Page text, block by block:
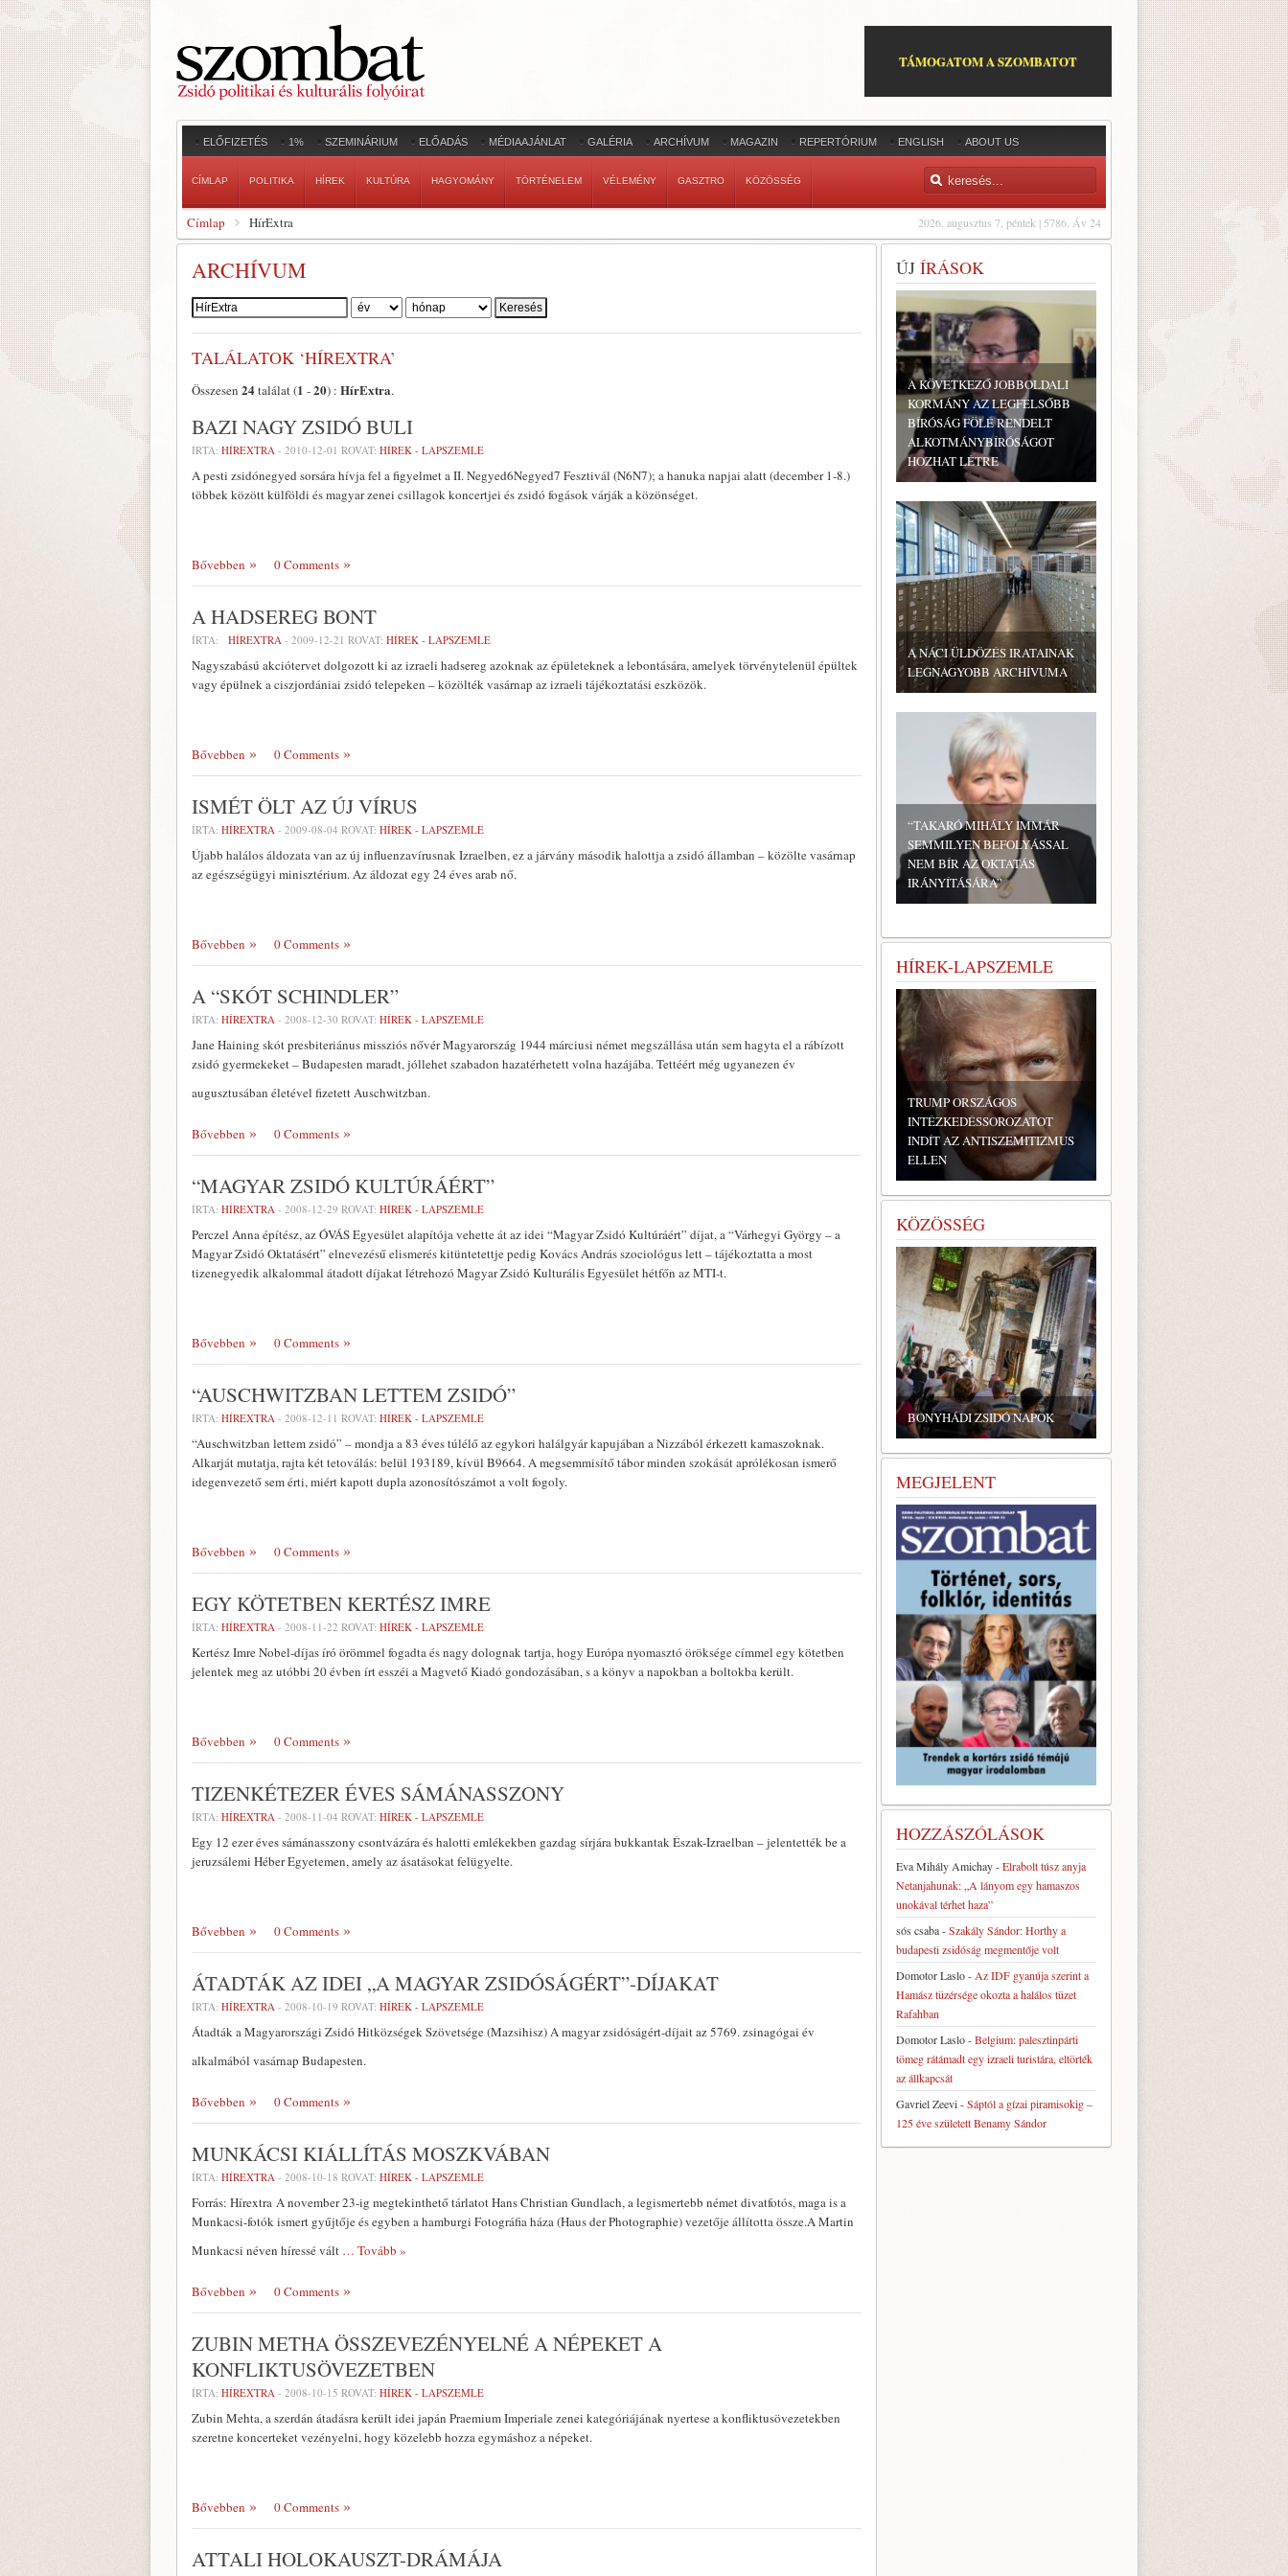
TÁMOGATOM A SZOMBATOT
ELŐFIZETÉS 1% SZEMINÁRIUM ELŐADÁS MÉDIAAJÁNLAT GALÉRIA ARCHÍVUM MAGAZIN REPERTÓRIUM ENGLISH ABOUT US
CÍMLAP POLITIKA HÍREK KULTÚRA HAGYOMÁNY TÖRTÉNELEM VÉLEMÉNY GASZTRO KÖZÖSSÉG
2026. augusztus 7, péntek | 5786. Áv 24
Címlap HírExtra
ARCHÍVUM
Szerző:
TALÁLATOK ‘HÍREXTRA’
Összesen 24találat (1 -20) : HírExtra.
BAZI NAGY ZSIDÓ BULI
ÍRTA: HÍREXTRA - 2010-12-01 ROVAT: HÍREK - LAPSZEMLE
A pesti zsidónegyed sorsára hívja fel a figyelmet a II. Negyed6Negyed7 Fesztivál (N6N7); a hanuka napjai alatt (december 1-8.)
többek között külföldi és magyar zenei csillagok koncertjei és zsidó fogások várják a közönséget.
Bővebben 0 Comments
A HADSEREG BONT
ÍRTA: HÍREXTRA - 2009-12-21 ROVAT: HÍREK - LAPSZEMLE
Nagyszabású akciótervet dolgozott ki az izraeli hadsereg azoknak az épületeknek a lebontására, amelyek törvénytelenül épültek
vagy épülnek a ciszjordániai zsidó telepeken – közölték vasárnap az izraeli tájékoztatási eszközök.
Bővebben 0 Comments
ISMÉT ÖLT AZ ÚJ VÍRUS
ÍRTA: HÍREXTRA - 2009-08-04 ROVAT: HÍREK - LAPSZEMLE
Újabb halálos áldozata van az új influenzavírusnak Izraelben, ez a járvány második halottja a zsidó államban – közölte vasárnap
az egészségügyi minisztérium. Az áldozat egy 24 éves arab nő.
Bővebben 0 Comments
A “SKÓT SCHINDLER”
ÍRTA: HÍREXTRA - 2008-12-30 ROVAT: HÍREK - LAPSZEMLE
Jane Haining skót presbiteriánus missziós nővér Magyarország 1944 márciusi német megszállása után sem hagyta el a rábízott
zsidó gyermekeket – Budapesten maradt, jóllehet szabadon hazatérhetett volna hazájába. Tettéért még ugyanezen év
augusztusában életével fizetett Auschwitzban.
Bővebben 0 Comments
“MAGYAR ZSIDÓ KULTÚRÁÉRT”
ÍRTA: HÍREXTRA - 2008-12-29 ROVAT: HÍREK - LAPSZEMLE
Perczel Anna építész, az ÓVÁS Egyesület alapítója vehette át az idei “Magyar Zsidó Kultúráért” díjat, a “Várhegyi György – a
Magyar Zsidó Oktatásért” elnevezésű elismerés kitüntetettje pedig Kovács András szociológus lett – tájékoztatta a most
tizenegyedik alkalommal átadott díjakat létrehozó Magyar Zsidó Kulturális Egyesület hétfőn az MTI-t.
Bővebben 0 Comments
“AUSCHWITZBAN LETTEM ZSIDÓ”
ÍRTA: HÍREXTRA - 2008-12-11 ROVAT: HÍREK - LAPSZEMLE
“Auschwitzban lettem zsidó” – mondja a 83 éves túlélő az egykori halálgyár kapujában a Nizzából érkezett kamaszoknak.
Alkarját mutatja, rajta két tetoválás: belül 193189, kívül B9664. A megsemmisítő tábor minden szokását aprólékosan ismerő
idegenvezető sem érti, miért kapott dupla azonosítószámot a volt fogoly.
Bővebben 0 Comments
EGY KÖTETBEN KERTÉSZ IMRE
ÍRTA: HÍREXTRA - 2008-11-22 ROVAT: HÍREK - LAPSZEMLE
Kertész Imre Nobel-díjas író örömmel fogadta és nagy dolognak tartja, hogy Európa nyomasztó öröksége címmel egy kötetben
jelentek meg az utóbbi 20 évben írt esszéi a Magvető Kiadó gondozásában, s a könyv a napokban a boltokba került.
Bővebben 0 Comments
TIZENKÉTEZER ÉVES SÁMÁNASSZONY
ÍRTA: HÍREXTRA - 2008-11-04 ROVAT: HÍREK - LAPSZEMLE
Egy 12 ezer éves sámánasszony csontvázára és halotti emlékekben gazdag sírjára bukkantak Észak-Izraelban – jelentették be a
jeruzsálemi Héber Egyetemen, amely az ásatásokat felügyelte.
Bővebben 0 Comments
ÁTADTÁK AZ IDEI „A MAGYAR ZSIDÓSÁGÉRT”-DÍJAKAT
ÍRTA: HÍREXTRA - 2008-10-19 ROVAT: HÍREK - LAPSZEMLE
Átadták a Magyarországi Zsidó Hitközségek Szövetsége (Mazsihisz) A magyar zsidóságért-díjait az 5769. zsinagógai év
alkalmából vasárnap Budapesten.
Bővebben 0 Comments
MUNKÁCSI KIÁLLÍTÁS MOSZKVÁBAN
ÍRTA: HÍREXTRA - 2008-10-18 ROVAT: HÍREK - LAPSZEMLE
Forrás: Hírextra A november 23-ig megtekinthető tárlatot Hans Christian Gundlach, a legismertebb német divatfotós, maga is a
Munkacsi-fotók ismert gyűjtője és egyben a hamburgi Fotográfia háza (Haus der Photographie) vezetője állította össze.A Martin
Munkacsi néven híressé vált … Tovább »
Bővebben 0 Comments
ZUBIN METHA ÖSSZEVEZÉNYELNÉ A NÉPEKET A
KONFLIKTUSÖVEZETBEN
ÍRTA: HÍREXTRA - 2008-10-15 ROVAT: HÍREK - LAPSZEMLE
Zubin Mehta, a szerdán átadásra került idei japán Praemium Imperiale zenei kategóriájának nyertese a konfliktusövezetekben
szeretne koncerteket vezényelni, hogy közelebb hozza egymáshoz a népeket.
Bővebben 0 Comments
ATTALI HOLOKAUSZT-DRÁMÁJA
ÚJ ÍRÁSOK
A KÖVETKEZŐ JOBBOLDALI
KORMÁNY AZ LEGFELSŐBB
BÍRÓSÁG FÖLÉ RENDELT
ALKOTMÁNYBÍRÓSÁGOT
HOZHAT LÉTRE
A NÁCI ÜLDÖZÉS IRATAINAK
LEGNAGYOBB ARCHÍVUMA
“TAKARÓ MIHÁLY IMMÁR
SEMMILYEN BEFOLYÁSSAL
NEM BÍR AZ OKTATÁS
IRÁNYÍTÁSÁRA”
HÍREK-LAPSZEMLE
TRUMP ORSZÁGOS
INTÉZKEDÉSSOROZATOT
INDÍT AZ ANTISZEMITIZMUS
ELLEN
KÖZÖSSÉG
BONYHÁDI ZSIDÓ NAPOK
MEGJELENT
HOZZÁSZÓLÁSOK
Eva Mihály Amichay-Elrabolt túsz anyja
Netanjahunak: „A lányom egy hamaszos
unokával térhet haza”
sós csaba-Szakály Sándor: Horthy a
budapesti zsidóság megmentője volt
Domotor Laslo- Az IDF gyanúja szerint a
Hamász tüzérsége okozta a halálos tüzet
Rafahban
Domotor Laslo-Belgium: palesztinpárti
tömeg rátámadt egy izraeli turistára, eltörték
az állkapcsát
Gavriel Zeevi-Sáptól a gízai piramisokig –
125 éve született Benamy Sándor